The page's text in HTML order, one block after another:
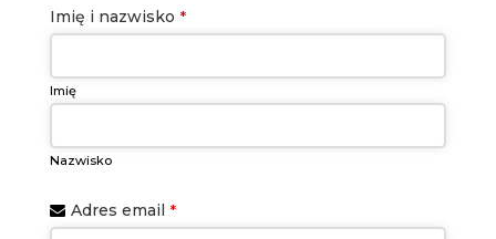
Email *
Imię i nazwisko *
Imię
Nazwisko
Adres email *